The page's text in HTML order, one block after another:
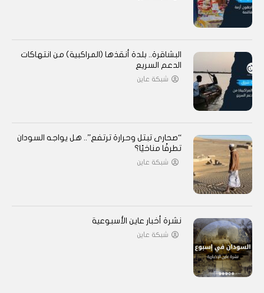
البشاقرة.. بلدة أنقذها (المراكبية) من انتهاكات
الدعم السريع
شبكة عاين
“صحارى تبتل وحرارة ترتفع”.. هل يواجه السودان
تطرفًا مناخيًا؟
شبكة عاين
نشرة أخبار عاين الأسبوعية
شبكة عاين